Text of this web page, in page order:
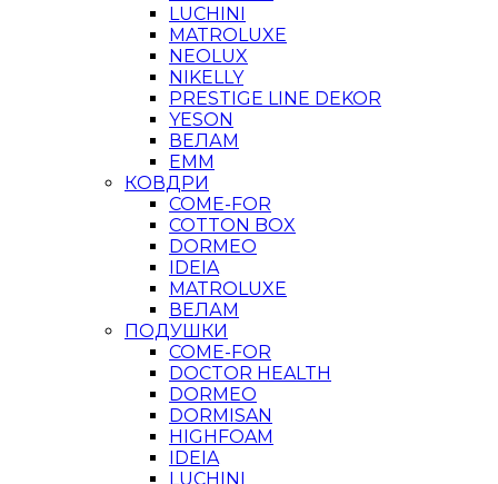
LUCHINI
MATROLUXE
NEOLUX
NIKELLY
PRESTIGE LINE DEKOR
YESON
ВЕЛАМ
ЕММ
КОВДРИ
COME-FOR
COTTON BOX
DORMEO
IDEIA
MATROLUXE
ВЕЛАМ
ПОДУШКИ
COME-FOR
DOCTOR HEALTH
DORMEO
DORMISAN
HIGHFOAM
IDEIA
LUCHINI